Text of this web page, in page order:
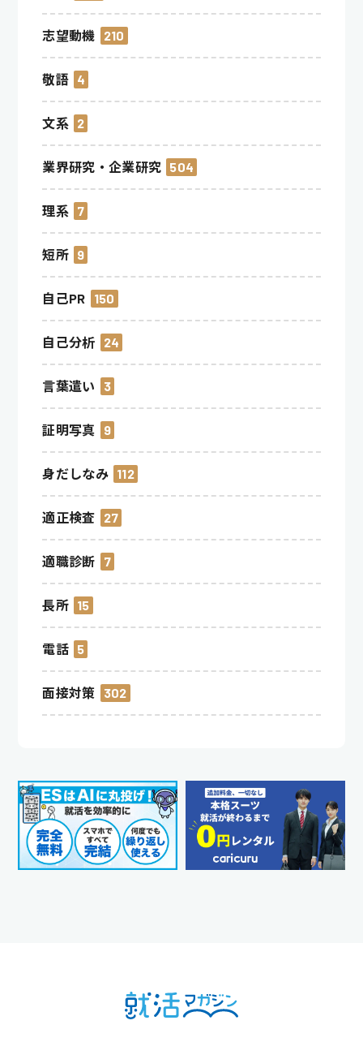
志望動機 210
敬語 4
文系 2
業界研究・企業研究 504
理系 7
短所 9
自己PR 150
自己分析 24
言葉遣い 3
証明写真 9
身だしなみ 112
適正検査 27
適職診断 7
長所 15
電話 5
面接対策 302